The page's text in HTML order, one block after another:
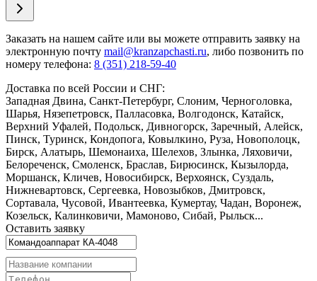
Заказать на нашем сайте или вы можете отправить заявку на
электронную почту mail@kranzapchasti.ru, либо позвонить по
номеру телефона: 8 (351) 218-59-40
Доставка по всей России и СНГ:
Западная Двина, Санкт-Петербург, Слоним, Черноголовка,
Шарья, Нязепетровск, Палласовка, Волгодонск, Катайск,
Верхний Уфалей, Подольск, Дивногорск, Заречный, Алейск,
Пинск, Туринск, Кондопога, Ковылкино, Руза, Новополоцк,
Бирск, Алатырь, Шемонаиха, Шелехов, Злынка, Ляховичи,
Белореченск, Смоленск, Браслав, Бирюсинск, Кызылорда,
Моршанск, Кличев, Новосибирск, Верхоянск, Суздаль,
Нижневартовск, Сергеевка, Новозыбков, Дмитровск,
Сортавала, Чусовой, Ивантеевка, Кумертау, Чадан, Воронеж,
Козельск, Калинковичи, Мамоново, Сибай, Рыльск...
Оставить заявку